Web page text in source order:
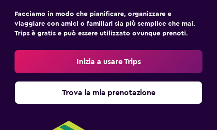
Facciamo in modo che pianificare, organizzare e
viaggiare con amici o familiari sia più semplice che mai.
Trips è gratis e può essere utilizzato ovunque prenoti.
Inizia a usare Trips
Trova la mia prenotazione